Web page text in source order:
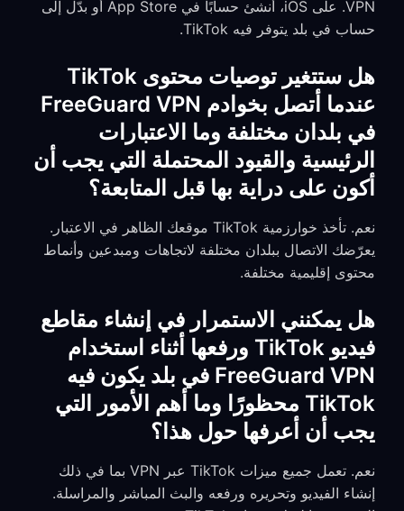
VPN. على iOS، أنشئ حسابًا في App Store أو بدّل إلى
حساب في بلد يتوفر فيه TikTok.
هل ستتغير توصيات محتوى TikTok
عندما أتصل بخوادم FreeGuard VPN
في بلدان مختلفة وما الاعتبارات
الرئيسية والقيود المحتملة التي يجب أن
أكون على دراية بها قبل المتابعة؟
نعم. تأخذ خوارزمية TikTok موقعك الظاهر في الاعتبار.
يعرّضك الاتصال ببلدان مختلفة لاتجاهات ومبدعين وأنماط
محتوى إقليمية مختلفة.
هل يمكنني الاستمرار في إنشاء مقاطع
فيديو TikTok ورفعها أثناء استخدام
FreeGuard VPN في بلد يكون فيه
TikTok محظورًا وما أهم الأمور التي
يجب أن أعرفها حول هذا؟
نعم. تعمل جميع ميزات TikTok عبر VPN بما في ذلك
إنشاء الفيديو وتحريره ورفعه والبث المباشر والمراسلة.